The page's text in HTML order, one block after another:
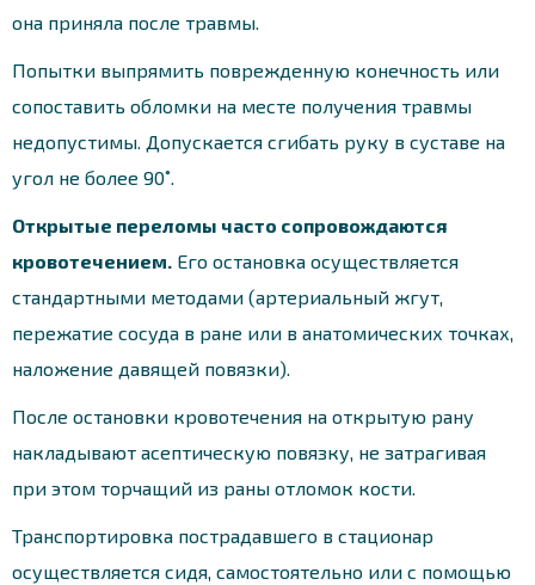
она приняла после травмы.
Попытки выпрямить поврежденную конечность или
сопоставить обломки на месте получения травмы
недопустимы. Допускается сгибать руку в суставе на
угол не более 90˚.
Открытые переломы часто сопровождаются
кровотечением. Его остановка осуществляется
стандартными методами (артериальный жгут,
пережатие сосуда в ране или в анатомических точках,
наложение давящей повязки).
После остановки кровотечения на открытую рану
накладывают асептическую повязку, не затрагивая
при этом торчащий из раны отломок кости.
Транспортировка пострадавшего в стационар
осуществляется сидя, самостоятельно или с помощью